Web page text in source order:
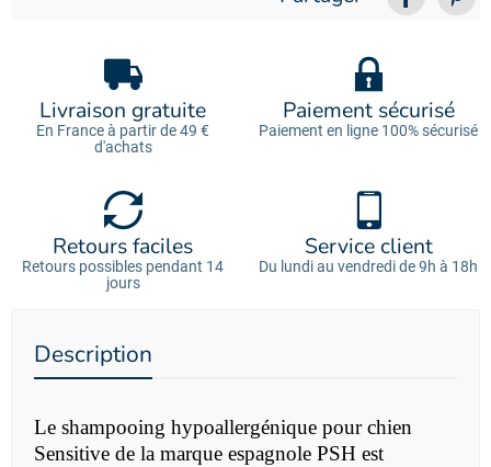
Livraison gratuite
En France à partir de 49 €
d'achats
Paiement sécurisé
Paiement en ligne 100% sécurisé
Retours faciles
Retours possibles pendant 14
jours
Service client
Du lundi au vendredi de 9h à 18h
Description
Le shampooing hypoallergénique pour chien
Sensitive de la marque espagnole PSH est